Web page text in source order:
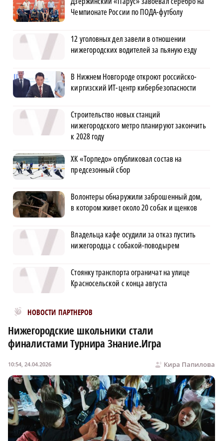
Чемпионате России по ПОДА-футболу
12 уголовных дел завели в отношении
нижегородских водителей за пьяную езду
В Нижнем Новгороде откроют российско-
киргизский ИТ-центр кибербезопасности
Строительство новых станций
нижегородского метро планируют закончить
к 2028 году
ХК «Торпедо» опубликовал состав на
предсезонный сбор
Волонтеры обнаружили заброшенный дом,
в котором живет около 20 собак и щенков
Владельца кафе осудили за отказ пустить
нижегородца с собакой-поводырем
Стоянку транспорта ограничат на улице
Красносельской с конца августа
НОВОСТИ ПАРТНЕРОВ
Новости МирТесен
Нижегородские школьники стали
финалистами Турнира Знание.Игра
Кира Папилова
10:54, 24.04.2026